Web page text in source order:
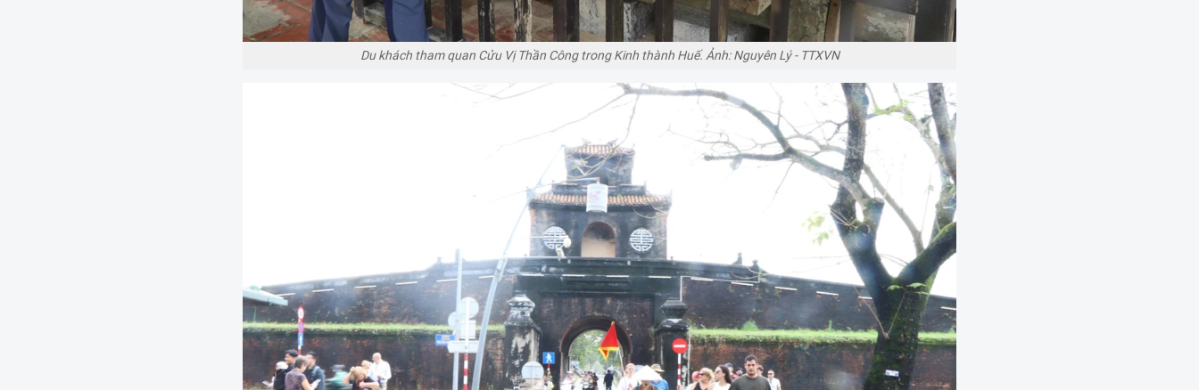
Du khách tham quan Cửu Vị Thần Công trong Kinh thành Huế. Ảnh: Nguyên Lý - TTXVN